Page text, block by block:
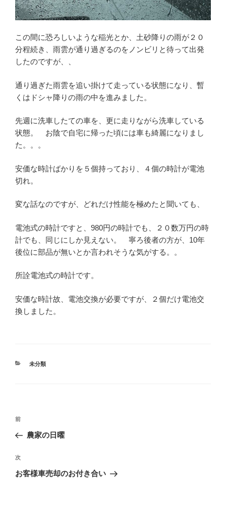
この間に恐ろしいような稲光とか、土砂降りの雨が２０
分程続き、雨雲が通り過ぎるのをノンビリと待って出発
したのですが、、
通り過ぎた雨雲を追い掛けて走っている状態になり、暫
くはドシャ降りの雨の中を進みました。
先週に洗車したての車を、更に走りながら洗車している
状態。 お陰で自宅に帰った頃には車も綺麗になりまし
た。。。
安価な時計ばかりを５個持っており、４個の時計が電池
切れ。
変な話なのですが、どれだけ性能を極めたと聞いても、
電池式の時計ですと、980円の時計でも、２０数万円の時
計でも、同じにしか見えない。 寧ろ後者の方が、10年
後位に部品が無いとか言われそうな気がする。。
所詮電池式の時計です。
安価な時計故、電池交換が必要ですが、２個だけ電池交
換しました。
カ
未分類
投
ナ
ビ
ゲ
前
の
稿
前
農家の日曜
次
の
次
お客様車売却のお付き合い